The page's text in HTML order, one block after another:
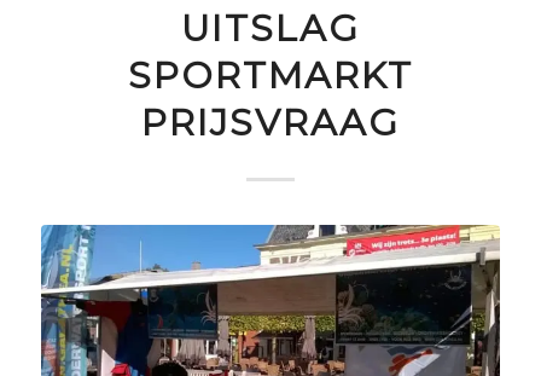
UITSLAG
SPORTMARKT
PRIJSVRAAG